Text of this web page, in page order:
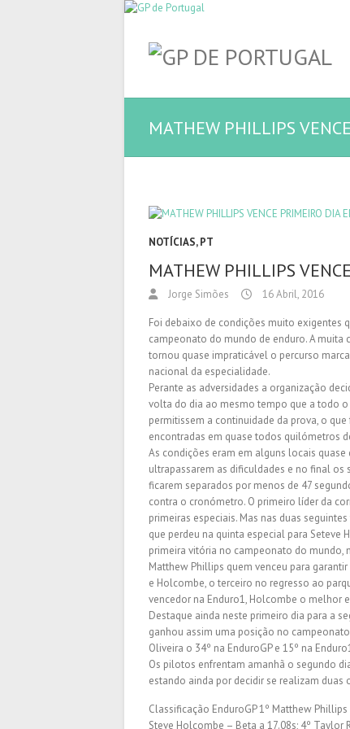
MATHEW PHILLIPS
NOTÍCIAS,PT
MATHEW PHILLIPS
Jorge Simões 16 Abril, 2016
Foi debaixo de condições muito exigentes
campeonato do mundo de enduro. A
tornou quase impraticável o percurso
nacional da especialidade.
Perante as adversidades a organização
volta do dia ao mesmo tempo que a todo
permitissem a continuidade da prova, o
encontradas em quase todos quilómetros
As condições eram em alguns locais
ultrapassarem as dificuldades e no final
ficarem separados por menos de 47
contra o cronómetro. O primeiro líder da
primeiras especiais. Mas nas duas
que perdeu na quinta especial para Seteve
primeira vitória no campeonato do mundo,
Matthew Phillips quem venceu para
e Holcombe, o terceiro no regresso ao
vencedor na Enduro1, Holcombe o melhor
Destaque ainda neste primeiro dia para a
ganhou assim uma posição no
Oliveira o 34º na EnduroGP e 15º na
Os pilotos enfrentam amanhã o segundo
estando ainda por decidir se realizam duas
Classificação EnduroGP 1º Matthew
Steve Holcombe – Beta a 17.08s; 4º Taylor